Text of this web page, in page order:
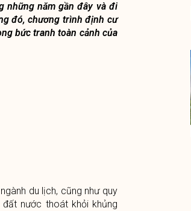
những năm gần đây và đi
đó, chương trình định cư
bức tranh toàn cảnh của
du lịch, cũng như quy
nước thoát khỏi khủng